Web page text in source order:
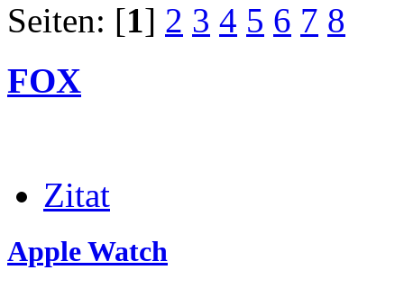
Seiten: [1] 2 3 4 5 6 7 8
FOX
Zitat
Apple Watch